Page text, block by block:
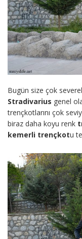
Bugün size çok
Stradivarius genel
trençkotlarını çok
biraz daha koyu renk
kemerli trençkotu